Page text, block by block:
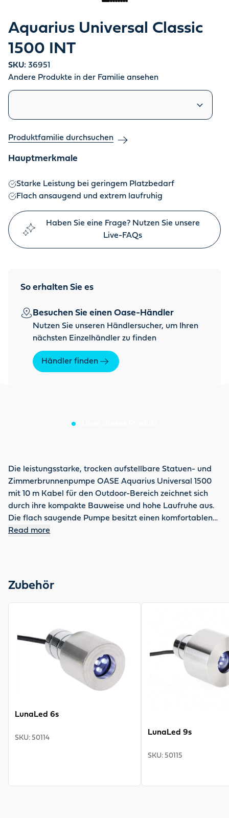
Aquarius Universal Classic
1500 INT
SKU: 36951
Andere Produkte in der Familie ansehen
Ähnliche Produkte
Produktfamilie durchsuchen
Hauptmerkmale
Starke Leistung bei geringem Platzbedarf
Flach ansaugend und extrem laufruhig
Haben Sie eine Frage? Nutzen Sie unsere
Live-FAQs
So erhalten Sie es
Besuchen Sie einen Oase-Händler
Nutzen Sie unseren Händlersucher, um Ihren
nächsten Einzelhändler zu finden
Händler finden
Die leistungsstarke, trocken aufstellbare Statuen- und
Zimmerbrunnenpumpe OASE Aquarius Universal 1500
mit 10 m Kabel für den Outdoor-Bereich zeichnet sich
durch ihre kompakte Bauweise und hohe Laufruhe aus.
Die flach saugende Pumpe besitzt einen komfortablen
Saug- und Regulierungsstutzen zum individuellen
Gewindeabgang mit Universal-Stufenschlauchtülle für
plus 2 Jahre Anforderungsgarantie.
Read more
Zubehör
LunaLed 6s
SKU: 50114
LunaLed 9s
SKU: 50115